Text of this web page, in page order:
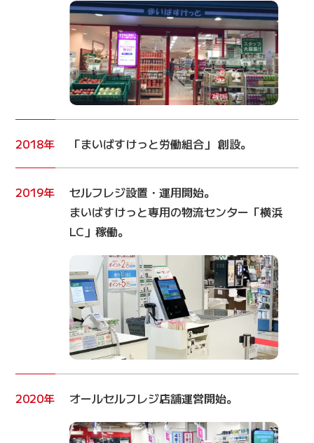
2018年 「まいばすけっと労働組合」 創設。
2019年
セルフレジ設置・運用開始。
まいばすけっと専用の物流センター「横浜
LC」稼働。
2020年 オールセルフレジ店舗運営開始。